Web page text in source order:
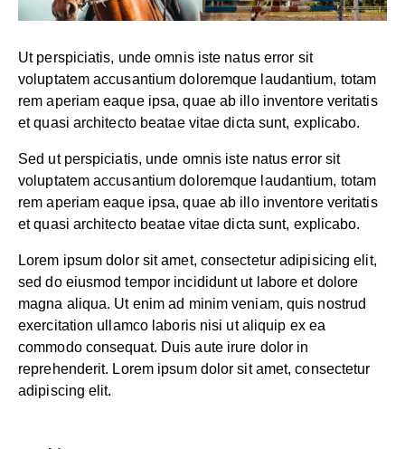
Ut perspiciatis, unde omnis iste natus error sit
voluptatem accusantium doloremque laudantium, totam
rem aperiam eaque ipsa, quae ab illo inventore veritatis
et quasi architecto beatae vitae dicta sunt, explicabo.
Sed ut perspiciatis, unde omnis iste natus error sit
voluptatem accusantium doloremque laudantium, totam
rem aperiam eaque ipsa, quae ab illo inventore veritatis
et quasi architecto beatae vitae dicta sunt, explicabo.
Lorem ipsum dolor sit amet, consectetur adipisicing elit,
sed do eiusmod tempor incididunt ut labore et dolore
magna aliqua. Ut enim ad minim veniam, quis nostrud
exercitation ullamco laboris nisi ut aliquip ex ea
commodo consequat. Duis aute irure dolor in
reprehenderit. Lorem ipsum dolor sit amet, consectetur
adipiscing elit.